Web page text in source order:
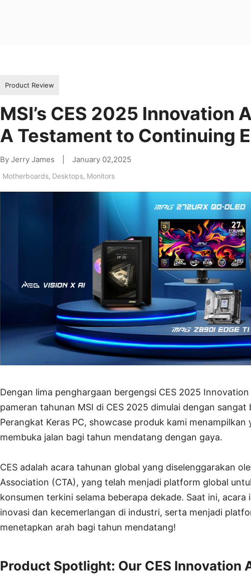
Product Review
MSI’s CES 2025 Innovation
A Testament to Continuing
By Jerry James January 02,2025
Motherboards, Desktops, Monitors
Dengan lima penghargaan bergengsi CES 2025
pameran tahunan MSI di CES 2025 dimulai dengan sangat
Perangkat Keras PC, showcase produk kami
membuka jalan bagi tahun mendatang dengan gaya.
CES adalah acara tahunan global yang diselenggarakan
Association (CTA), yang telah menjadi platform global
konsumen terkini selama beberapa dekade. Saat ini, acara
inovasi dan kecemerlangan di industri, serta menjadi
menetapkan arah bagi tahun mendatang!
Product Spotlight: Our CES Innovation